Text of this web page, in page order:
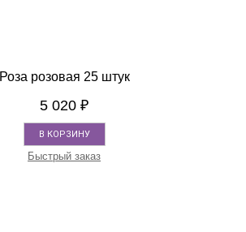
Роза розовая 25 штук
5 020 ₽
В КОРЗИНУ
Быстрый заказ